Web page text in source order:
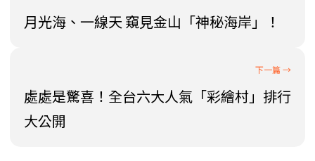
月光海、一線天 窺見金山「神秘海岸」！
處處是驚喜！全台六大人氣「彩繪村」排行
大公開